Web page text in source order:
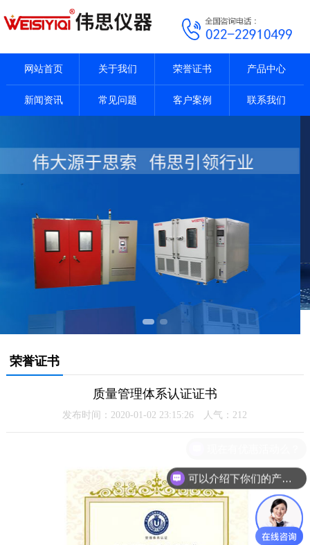
网站首页 关于我们 荣誉证书 产品中心
新闻资讯 常见问题 客户案例 联系我们
荣誉证书
质量管理体系认证证书
发布时间：2020-01-02 23:15:26 人气： 212
可以介绍下你们的产品么？